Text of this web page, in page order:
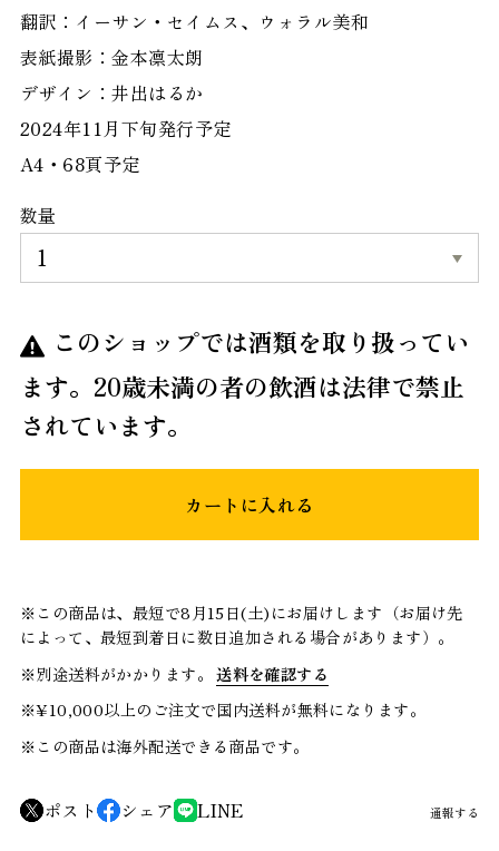
翻訳：イーサン・セイムス、ウォラル美和
表紙撮影：金本凛太朗
デザイン：井出はるか
2024年11月下旬発行予定
A4・68頁予定
数量
このショップでは酒類を取り扱ってい
ます。20歳未満の者の飲酒は法律で禁止
されています。
カートに入れる
※この商品は、最短で8月15日(土)にお届けします（お届け先
によって、最短到着日に数日追加される場合があります）。
※別途送料がかかります。 送料を確認する
※¥10,000以上のご注文で国内送料が無料になります。
※この商品は海外配送できる商品です。
ポスト シェア LINE 通報する